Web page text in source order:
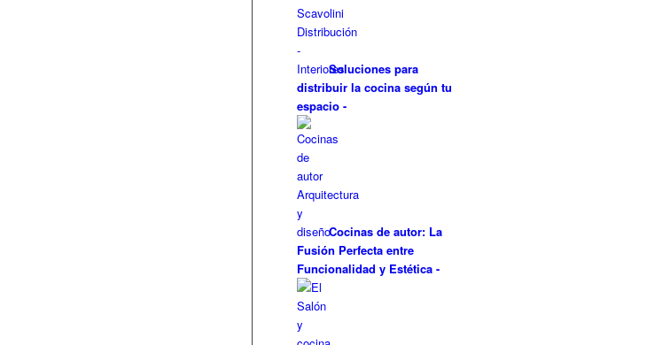
Soluciones para
distribuir la cocina según tu
espacio -
Cocinas de autor: La
Fusión Perfecta entre
Funcionalidad y Estética -